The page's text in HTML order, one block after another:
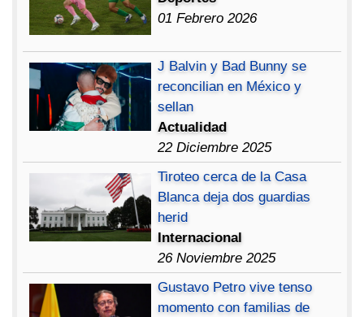
01 Febrero 2026
J Balvin y Bad Bunny se
reconcilian en México y
sellan
Actualidad
22 Diciembre 2025
Tiroteo cerca de la Casa
Blanca deja dos guardias
herid
Internacional
26 Noviembre 2025
Gustavo Petro vive tenso
momento con familias de